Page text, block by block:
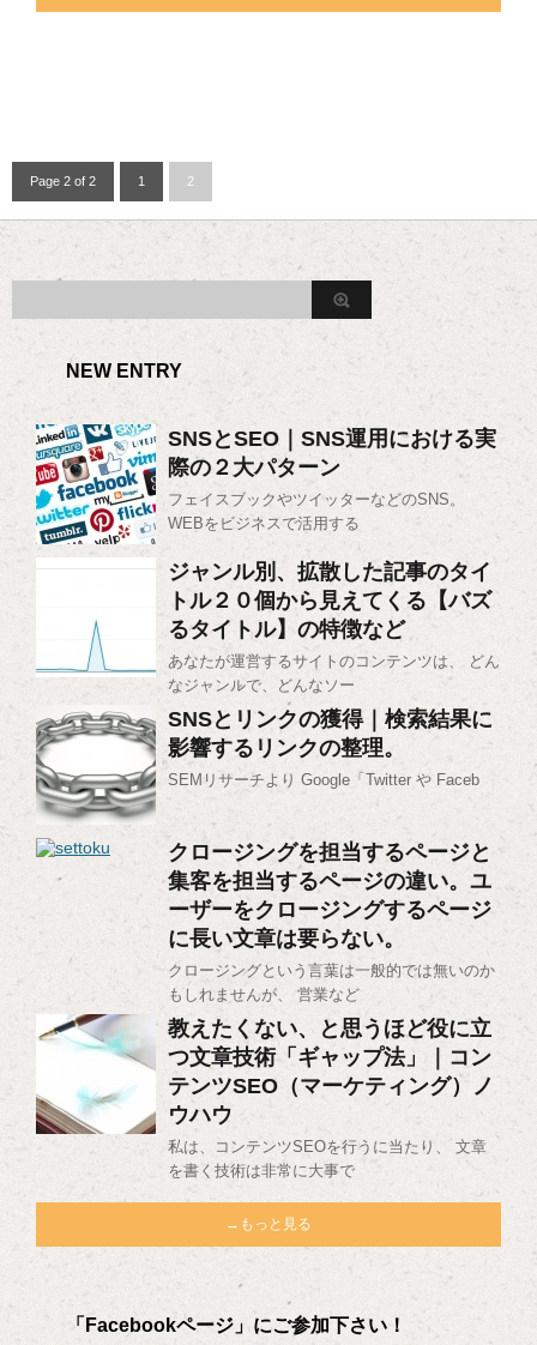
Page 2 of 2 1 2
NEW ENTRY
SNSとSEO｜SNS運用における実
際の２大パターン
フェイスブックやツイッターなどのSNS。
WEBをビジネスで活用する
ジャンル別、拡散した記事のタイ
トル２０個から見えてくる【バズ
るタイトル】の特徴など
あなたが運営するサイトのコンテンツは、 どん
なジャンルで、どんなソー
SNSとリンクの獲得｜検索結果に
影響するリンクの整理。
SEMリサーチより Google「Twitter や Faceb
クロージングを担当するページと
集客を担当するページの違い。ユ
ーザーをクロージングするページ
に長い文章は要らない。
クロージングという言葉は一般的では無いのか
もしれませんが、 営業など
教えたくない、と思うほど役に立
つ文章技術「ギャップ法」｜コン
テンツSEO（マーケティング）ノ
ウハウ
私は、コンテンツSEOを行うに当たり、 文章
を書く技術は非常に大事で
→もっと見る
「Facebookページ」にご参加下さい！